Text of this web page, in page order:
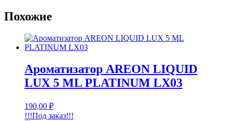
Похожие
Ароматизатор AREON LIQUID
LUX 5 ML PLATINUM LX03
190,00 ₽
!!!Под заказ!!!